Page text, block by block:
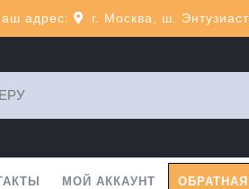
адрес: г. Москва, ш.
МОЙ АККАУНТ